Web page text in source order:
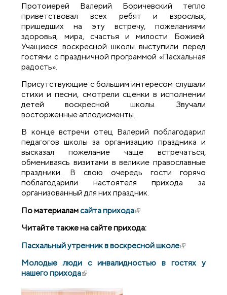
Протоиерей Валерий Боричевский тепло
приветствовал всех ребят и взрослых,
пришедших на эту встречу, пожеланиями
здоровья, мира, счастья и милости Божией.
Учащиеся воскресной школы выступили перед
гостями с праздничной программой «Пасхальная
радость».
Присутствующие с большим интересом слушали
стихи и песни, смотрели сценки в исполнении
детей воскресной школы. Звучали
восторженные аплодисменты.
В конце встречи отец Валерий поблагодарил
педагогов школы за организацию праздника и
высказал пожелание чаще встречаться,
обмениваясь визитами в великие православные
праздники. В свою очередь гости горячо
поблагодарили настоятеля прихода за
организованный для них праздник.
По материаламсайта прихода(внешняя ссылка)
Читайте также на сайте прихода:
Пасхальный утренник в воскресной школе(внешняя
Молодые люди с инвалидностью в гостях у
нашего прихода(внешняя ссылка)